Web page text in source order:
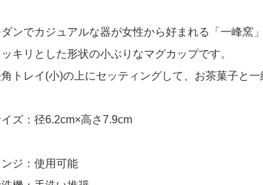
ンでカジュアルな器が女性から好まれる「一峰窯」
ッキリとした形状の小ぶりなマグカップです。
トレイ(小)の上にセッティングして、お茶菓子と
ズ：径6.2cm×高さ7.9cm
ンジ：使用可能